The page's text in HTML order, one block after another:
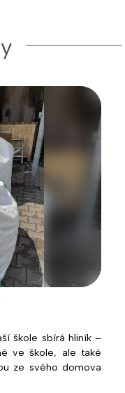
škole sbírá hliník –
ve škole, ale také
ze svého domova